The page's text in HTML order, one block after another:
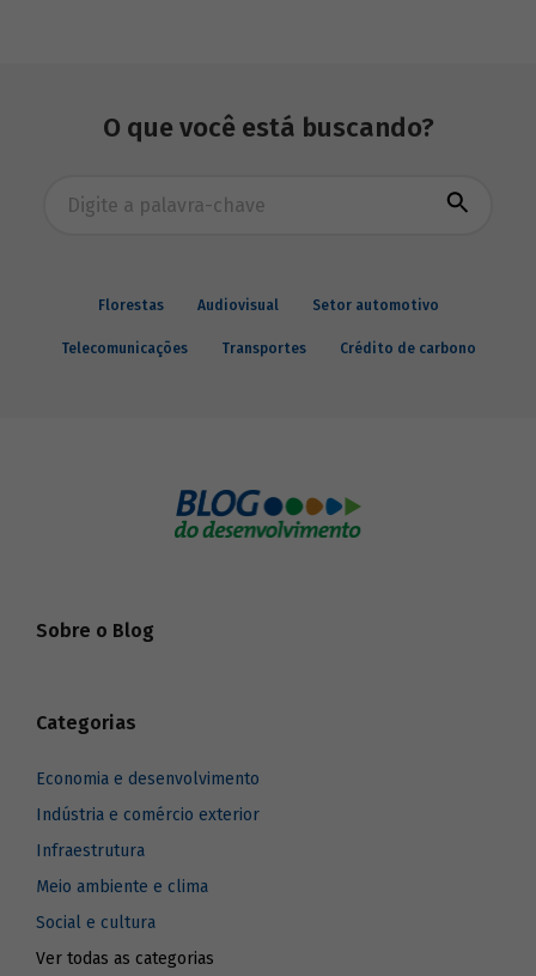
O que você está buscando?
Florestas Audiovisual Setor automotivo
Telecomunicações Transportes Crédito de carbono
Sobre o Blog
Categorias
Economia e desenvolvimento
Indústria e comércio exterior
Infraestrutura
Meio ambiente e clima
Social e cultura
Ver todas as categorias